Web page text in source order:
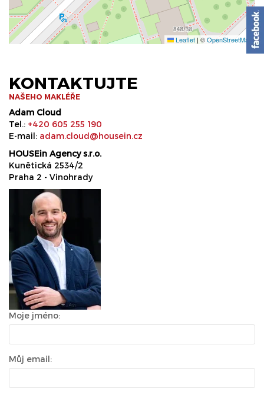
Leaflet | ©OpenStreetMap
KONTAKTUJTE
NAŠEHO MAKLÉŘE
Adam Cloud
Tel.: +420 605 255 190
E-mail: adam.cloud@housein.cz
HOUSEin Agency s.r.o.
Kunětická 2534/2
Praha 2 - Vinohrady
Moje jméno:
Můj email: